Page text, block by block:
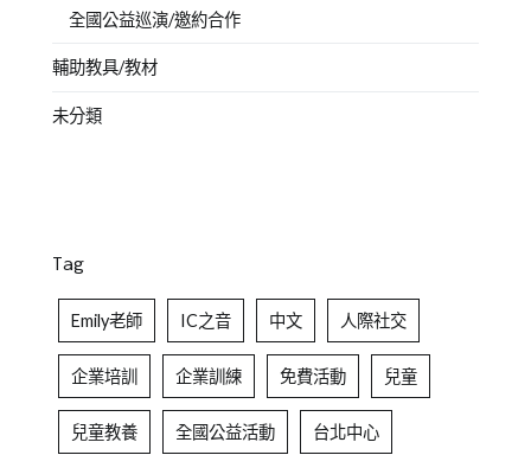
全國公益巡演/邀約合作
輔助教具/教材
未分類
Tag
Emily老師 IC之音 中文 人際社交
企業培訓 企業訓練 免費活動 兒童
兒童教養 全國公益活動 台北中心